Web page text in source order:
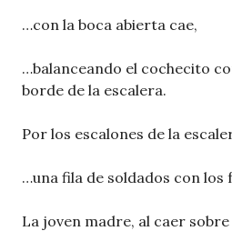
…con la boca abierta cae,
…balanceando el cochecito
borde de la escalera.
Por los escalones de la
…una fila de soldados con los
La joven madre, al caer sobre